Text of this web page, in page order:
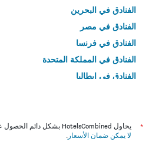
الفنادق في البحرين
الفنادق في مصر
الفنادق في فرنسا
الفنادق في المملكة المتحدة
الفنادق في إيطاليا
*
يحاول HotelsCombined بشكل دائم الحصول على الأسعار الدقيقة، ولكن
لا يمكن ضمان الأسعار .